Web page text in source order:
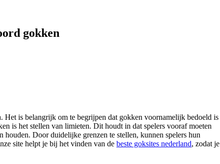
gokken
Het is belangrijk om te begrijpen dat gokken voornamelijk bedoeld is
is het stellen van limieten. Dit houdt in dat spelers vooraf moeten
Door duidelijke grenzen te stellen, kunnen spelers hun
site helpt je bij het vinden van de beste goksites nederland, zodat je